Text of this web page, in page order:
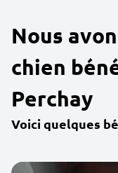
Nous
chien
Perchay
Voici quelques